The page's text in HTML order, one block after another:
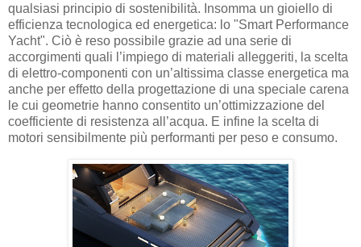
qualsiasi principio di sostenibilità. Insomma un gioiello di
efficienza tecnologica ed energetica: lo "Smart Performance
Yacht". Ciò è reso possibile grazie ad una serie di
accorgimenti quali l’impiego di materiali alleggeriti, la scelta
di elettro-componenti con un’altissima classe energetica ma
anche per effetto della progettazione di una speciale carena
le cui geometrie hanno consentito un’ottimizzazione del
coefficiente di resistenza all’acqua. E infine la scelta di
motori sensibilmente più performanti per peso e consumo.